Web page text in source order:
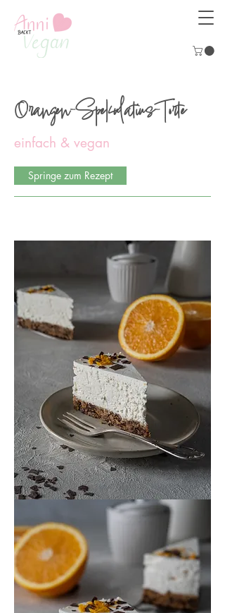
Orangen-Spekulatius-Torte
einfach & vegan
Springe zum Rezept